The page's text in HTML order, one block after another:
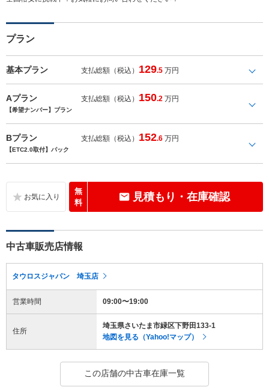
プラン
基本プラン 支払総額（税込） 129.5 万円
Aプラン 支払総額（税込） 150.2 万円
【希望ナンバー】プラン
Bプラン 支払総額（税込） 152.6 万円
【ETC2.0取付】パック
無
料
見積もり・在庫確認
中古車販売店情報
タウロスジャパン 埼玉店
営業時間 09:00〜19:00
住所
埼玉県さいたま市緑区下野田133-1
地図を見る（Yahoo!マップ）
この店舗の中古車在庫一覧